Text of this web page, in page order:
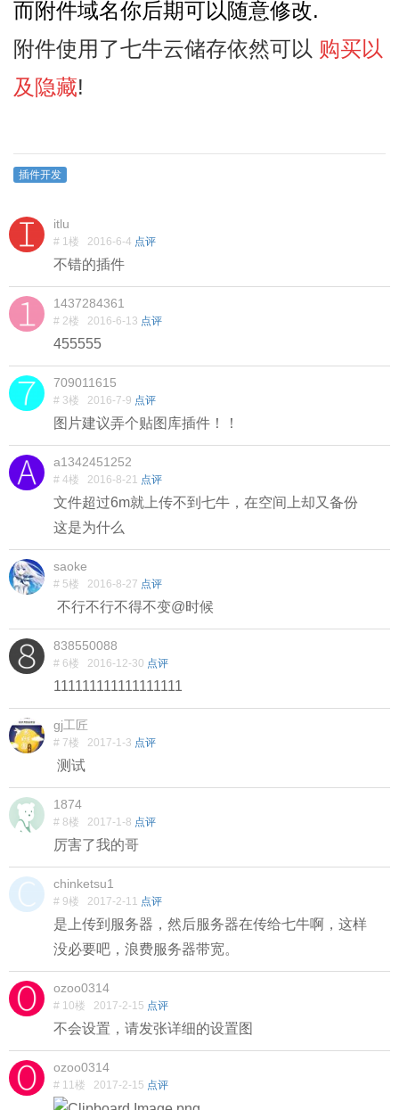
而附件域名你后期可以随意修改.
附件使用了七牛云储存依然可以 购买以
及隐藏!
插件开发
itlu
# 1楼 2016-6-4 点评
不错的插件
1437284361
# 2楼 2016-6-13 点评
455555
709011615
# 3楼 2016-7-9 点评
图片建议弄个贴图库插件！！
a1342451252
# 4楼 2016-8-21 点评
文件超过6m就上传不到七牛，在空间上却又备份
这是为什么
saoke
# 5楼 2016-8-27 点评
不行不行不得不变@时候
838550088
# 6楼 2016-12-30 点评
111111111111111111
gj工匠
# 7楼 2017-1-3 点评
测试
1874
# 8楼 2017-1-8 点评
厉害了我的哥
chinketsu1
# 9楼 2017-2-11 点评
是上传到服务器，然后服务器在传给七牛啊，这样
没必要吧，浪费服务器带宽。
ozoo0314
# 10楼 2017-2-15 点评
不会设置，请发张详细的设置图
ozoo0314
# 11楼 2017-2-15 点评